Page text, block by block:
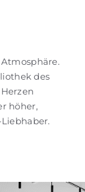
des
höher,